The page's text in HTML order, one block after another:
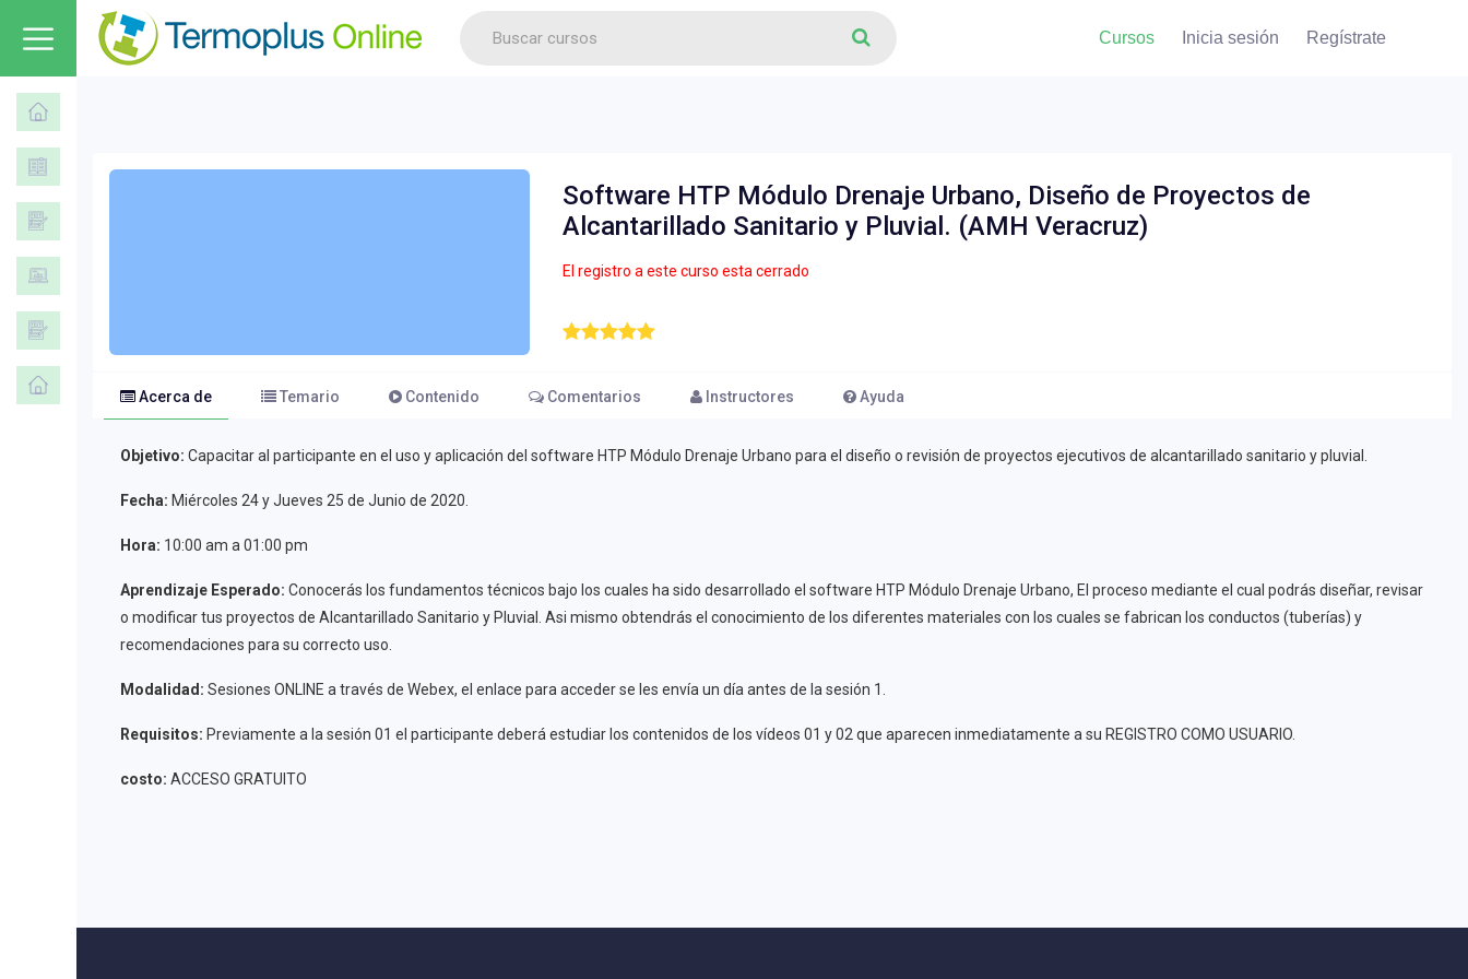
Cursos Inicia sesión Regístrate
Software HTP Módulo Drenaje Urbano, Diseño de Proyectos de
Alcantarillado Sanitario y Pluvial. (AMH Veracruz)
El registro a este curso esta cerrado
Acerca de Temario Contenido Comentarios Instructores Ayuda
Objetivo: Capacitar al participante en el uso y aplicación del software HTP Módulo Drenaje Urbano para el diseño o revisión de proyectos ejecutivos de alcantarillado sanitario y pluvial.
Fecha: Miércoles 24 y Jueves 25 de Junio de 2020.
Hora: 10:00 am a 01:00 pm
Aprendizaje Esperado: Conocerás los fundamentos técnicos bajo los cuales ha sido desarrollado el software HTP Módulo Drenaje Urbano, El proceso mediante el cual podrás diseñar, revisar
o modificar tus proyectos de Alcantarillado Sanitario y Pluvial. Asi mismo obtendrás el conocimiento de los diferentes materiales con los cuales se fabrican los conductos (tuberías) y
recomendaciones para su correcto uso.
Modalidad: Sesiones ONLINE a través de Webex, el enlace para acceder se les envía un día antes de la sesión 1.
Requisitos: Previamente a la sesión 01 el participante deberá estudiar los contenidos de los vídeos 01 y 02 que aparecen inmediatamente a su REGISTRO COMO USUARIO.
costo: ACCESO GRATUITO